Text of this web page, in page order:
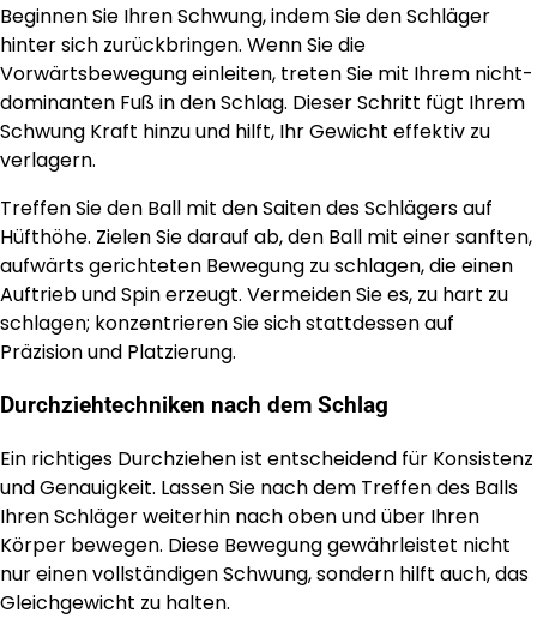
Beginnen Sie Ihren Schwung, indem Sie den Schläger
hinter sich zurückbringen. Wenn Sie die
Vorwärtsbewegung einleiten, treten Sie mit Ihrem nicht-
dominanten Fuß in den Schlag. Dieser Schritt fügt Ihrem
Schwung Kraft hinzu und hilft, Ihr Gewicht effektiv zu
verlagern.
Treffen Sie den Ball mit den Saiten des Schlägers auf
Hüfthöhe. Zielen Sie darauf ab, den Ball mit einer sanften,
aufwärts gerichteten Bewegung zu schlagen, die einen
Auftrieb und Spin erzeugt. Vermeiden Sie es, zu hart zu
schlagen; konzentrieren Sie sich stattdessen auf
Präzision und Platzierung.
Durchziehtechniken nach dem Schlag
Ein richtiges Durchziehen ist entscheidend für Konsistenz
und Genauigkeit. Lassen Sie nach dem Treffen des Balls
Ihren Schläger weiterhin nach oben und über Ihren
Körper bewegen. Diese Bewegung gewährleistet nicht
nur einen vollständigen Schwung, sondern hilft auch, das
Gleichgewicht zu halten.